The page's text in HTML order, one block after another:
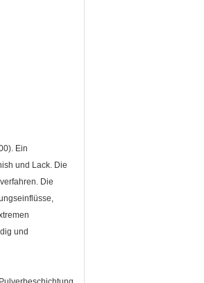
Ein
und Lack. Die
Die
und